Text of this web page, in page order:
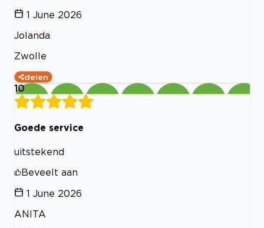
1 June 2026
Jolanda
Zwolle
delen
10
Goede service
uitstekend
Beveelt aan
1 June 2026
ANITA